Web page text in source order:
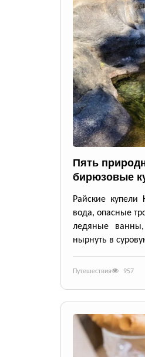
Пять
бирюзовые
Райские
вода, опасные
ледяные
нырнуть в
Путешествия 957